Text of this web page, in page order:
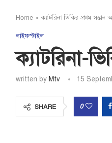
Home » ক্যাটরিনা-ভিকির প্রথম সন্তান
লাইফস্টাইল
ক্যাটরিনা-
written by Mtv 15
SHARE 0